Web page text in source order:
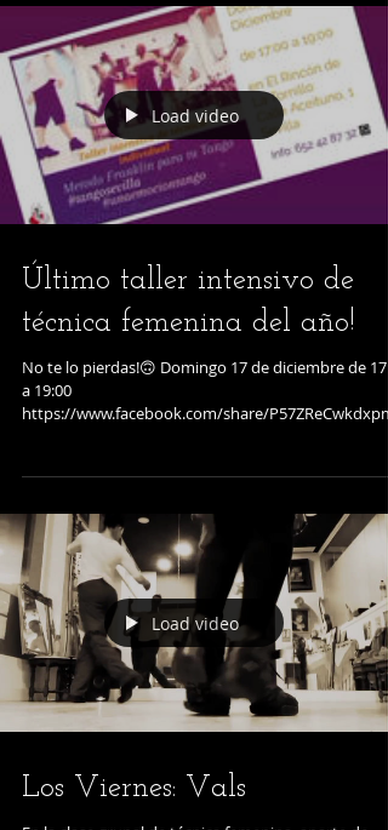
de técnica femenina para nivel bajo/intermedio, en
que vamos a conocer nuestro cuerpo, resolver
y divertirnos trabajando para mejorar nuestro
✨️💃✨️💃✨️💃✨️💃✨️💃✨️💃✨️💃✨️💃 Los 4 viernes de
18:30 a 20:00 en la Antigua Fábrica de Sombreros
He
Load video
Último taller intensivo de
técnica femenina del año!
No te lo pierdas!🙃 Domingo 17 de diciembre de
https://www.facebook.com/share/
Load video